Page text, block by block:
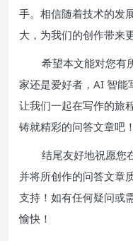
手。相信随着技术的发
大，为我们的创作带来
希望本文能对您有
家还是爱好者，AI 智能
让我们一起在写作的旅
铸就精彩的问答文章吧！
结尾友好地祝愿您
并将所创作的问答文章
支持！如有任何疑问或
愉快！